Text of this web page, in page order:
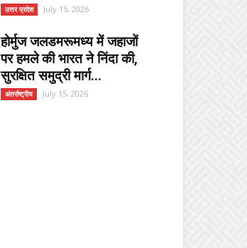
उत्तर प्रदेश July 15, 2026
होर्मुज जलडमरूमध्य में जहाजों
पर हमले की भारत ने निंदा की,
सुरक्षित समुद्री मार्ग...
अंतर्राष्ट्रीय July 15, 2026